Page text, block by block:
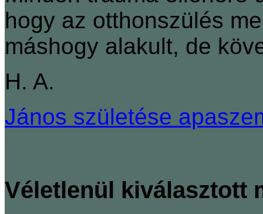
hogy az otthonszülés
máshogy alakult, de
H. A.
János születése
Véletlenül kiválasztott